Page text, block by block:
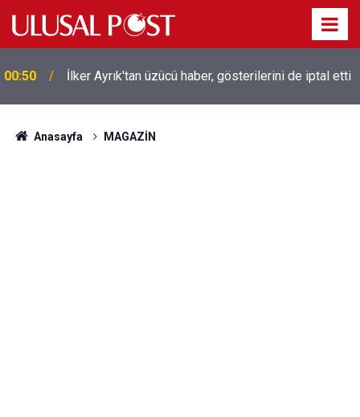
00:39
Liverpool efsanesi Mısırlı yıldız Mohamed Salah
Trabzonspor ile anlaştı! Yarın geliyor
Anasayfa MAGAZİN